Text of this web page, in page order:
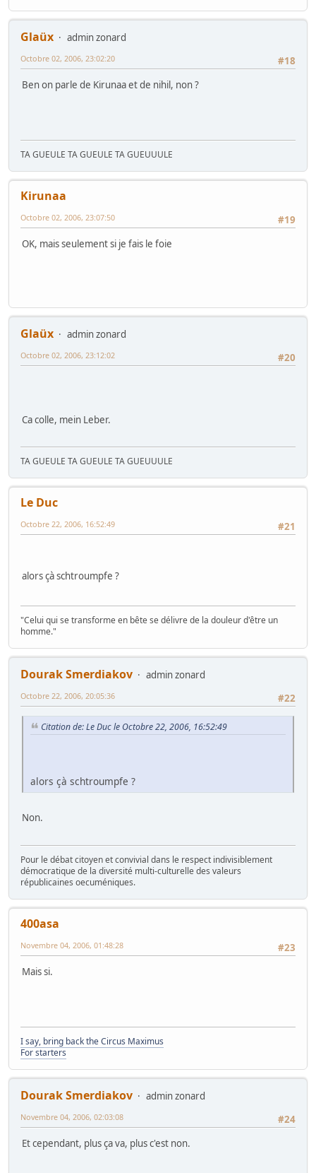
Glaüx
admin zonard
#18
Octobre 02, 2006, 23:02:20
Ben on parle de Kirunaa et de nihil, non ?
TA GUEULE TA GUEULE TA GUEUUULE
Kirunaa
#19
Octobre 02, 2006, 23:07:50
OK, mais seulement si je fais le foie
Glaüx
admin zonard
#20
Octobre 02, 2006, 23:12:02
Ca colle, mein Leber.
TA GUEULE TA GUEULE TA GUEUUULE
Le Duc
#21
Octobre 22, 2006, 16:52:49
alors çà schtroumpfe ?
"Celui qui se transforme en bête se délivre de la douleur d'être un
homme."
Dourak Smerdiakov
admin zonard
#22
Octobre 22, 2006, 20:05:36
Citation de: Le Duc le Octobre 22, 2006, 16:52:49
alors çà schtroumpfe ?
Non.
Pour le débat citoyen et convivial dans le respect indivisiblement
démocratique de la diversité multi-culturelle des valeurs
républicaines oecuméniques.
400asa
#23
Novembre 04, 2006, 01:48:28
Mais si.
I say, bring back the Circus Maximus
For starters
Dourak Smerdiakov
admin zonard
#24
Novembre 04, 2006, 02:03:08
Et cependant, plus ça va, plus c'est non.